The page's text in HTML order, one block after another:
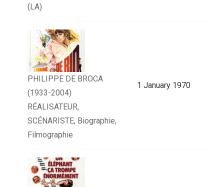
(LA)
PHILIPPE DE BROCA
(1933-2004)
RÉALISATEUR,
SCÉNARISTE, Biographie,
Filmographie
1 January 1970